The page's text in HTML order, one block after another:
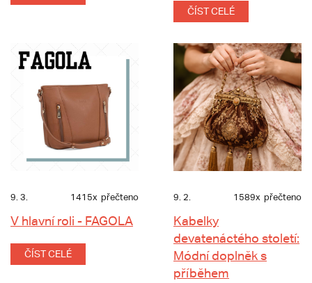
ČÍST CELÉ
9. 3. 1415x přečteno
V hlavní roli - FAGOLA
ČÍST CELÉ
9. 2. 1589x přečteno
Kabelky
devatenáctého století:
Módní doplněk s
příběhem